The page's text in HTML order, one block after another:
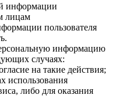
информации
лицам
пользователя
информацию
случаях:
на такие действия;
использования
либо для оказания